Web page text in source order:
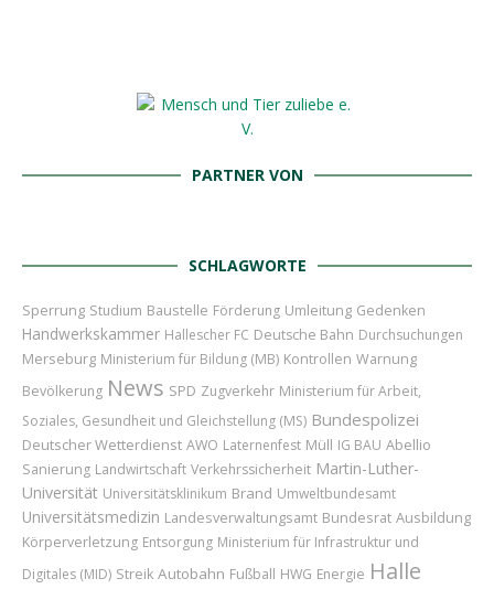
PARTNER VON
SCHLAGWORTE
Sperrung Studium Baustelle Förderung Umleitung Gedenken
Handwerkskammer Hallescher FC Deutsche Bahn Durchsuchungen
Merseburg Ministerium für Bildung (MB) Kontrollen Warnung
Bevölkerung News SPD Zugverkehr Ministerium für Arbeit,
Soziales, Gesundheit und Gleichstellung (MS) Bundespolizei
Deutscher Wetterdienst AWO Laternenfest Müll IG BAU Abellio
Sanierung Landwirtschaft Verkehrssicherheit Martin-Luther-
Universität Universitätsklinikum Brand Umweltbundesamt
Universitätsmedizin Landesverwaltungsamt Bundesrat Ausbildung
Körperverletzung Entsorgung Ministerium für Infrastruktur und
Digitales (MID) Streik Autobahn Fußball HWG Energie Halle